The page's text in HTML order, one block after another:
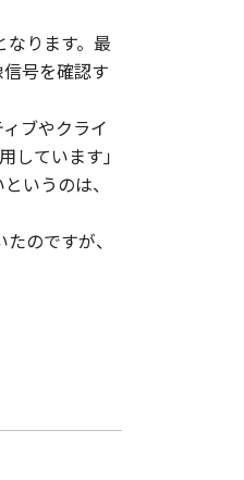
なります。最
号を確認す
ブやクライ
しています」
いうのは、
のですが、